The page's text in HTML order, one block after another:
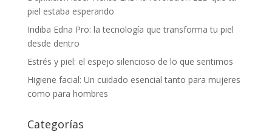
piel estaba esperando
Indiba Edna Pro: la tecnología que transforma tu piel
desde dentro
Estrés y piel: el espejo silencioso de lo que sentimos
Higiene facial: Un cuidado esencial tanto para mujeres
como para hombres
Categorías